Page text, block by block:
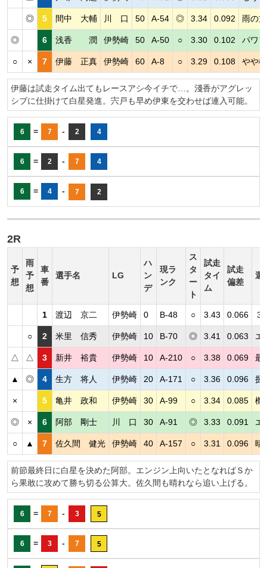
◎ 5 間中 大輔 川 口 50 A-54 ◎ 3.34 0.092 雨の
◎ 6 浅香 潤 伊勢崎 50 A-50 ○ 3.30 0.102 パワ
○ × 7 伊藤 正真 伊勢崎 60 A-8 ○ 3.29 0.108 やや
伊藤は試走タイム出てもレースアシ今イチで…。淺香がアグレッ
シブに仕掛けて白星発進。宍戸も早め伊東を交わせば連入可能。
6 = 7 - 2 4
6 = 2 - 7 4
6 = 4 - 7 2
2R
予
想
雨
予
想
車
番
選手名 LG
ハ
ン
デ
現ラ
ンク
ス
タ
ー
ト
試走
タイ
ム
試走
偏差
選
1 渡辺 京二 伊勢崎 0 B-48 ○ 3.43 0.066 ３
○ 2 米里 信秀 伊勢崎 10 B-70 ◎ 3.41 0.063 エ
△ △ 3 新井 裕貴 伊勢崎 10 A-210 ○ 3.38 0.069 最
▲ ◎ 4 生方 将人 伊勢崎 20 A-171 ○ 3.36 0.096 捌
× 5 亀井 政和 伊勢崎 30 A-99 ○ 3.34 0.085 機
◎ × 6 阿部 剛士 川 口 30 A-91 ◎ 3.33 0.091 エ
○ ▲ 7 佐久間 健光 伊勢崎 40 A-157 ○ 3.31 0.096 晴
前節最終日に白星を決めた阿部。エンジン上向いたとなればＳか
ら果敢に攻めて勝ち切る公算大。佐久間も晴れなら追い上げる。
6 = 7 - 3 5
6 = 3 - 7 5